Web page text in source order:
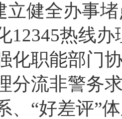
全办事堵
12345热线
化职能部门
分流非警务
、“好差评”